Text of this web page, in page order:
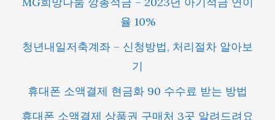
율 10%
청년내일저축계좌 – 신청방법, 처리절차 알아보
기
휴대폰 소액결제 현금화 90 수수료 받는 방법
휴대폰 소액결제 상품권 구매처 3곳 알려드려요